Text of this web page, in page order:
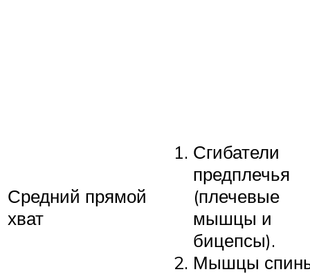
Средний прямой
хват
Сгибатели
предплечья
(плечевые
мышцы и
бицепсы).
Мышцы